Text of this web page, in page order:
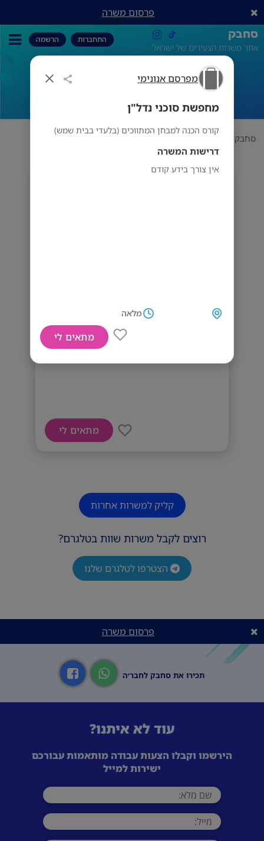
מפרסם אנונימי
מחפשת סוכני נדל"ן
קורס הכנה למבחן המתווכים (בלעדי בבית שמש)
דרישות המשרה
אין צורך בידע קודם
מלאה
מתאים לי
פרסום משרה
סחבק
אתר משרות הצעירים של ישראל
התחברות הרשמה
מחפשת סוכני נדל"ן
סחבק תחום מפרסם אנונימי מחפשת סוכני נדל"ן
מתאים לי
קליק למשרות אחרות
רוצים לקבל משרות שוות בטלגרם?
הצטרפו לטלגרם שלנו
פרסום משרה
תכירו את סחבק לחבר׳ה
עוד לא איתנו?
הירשמו וקבלו הצעות עבודה מותאמות עבורכם
ישירות למייל